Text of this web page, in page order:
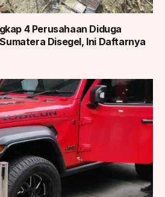
4 Perusahaan Diduga
Disegel, Ini Daftarnya